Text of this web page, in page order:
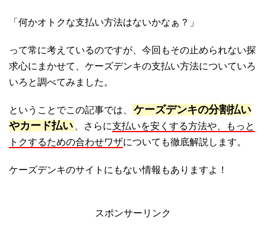
「何かオトクな支払い方法はないかなぁ？」
って常に考えているのですが、今回もその止められない探
求心にまかせて、ケーズデンキの支払い方法についていろ
いろと調べてみました。
ということでこの記事では、
ケーズデンキの分割払い
やカード払い
、さらに支払いを安くする方法や、もっと
トクするための合わせワザについても徹底解説します。
ケーズデンキのサイトにもない情報もありますよ！
スポンサーリンク